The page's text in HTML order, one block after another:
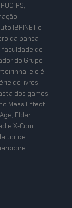
RS,
IBPINET e
da banca
de
do Grupo
ele é
de livros
dos games,
Mass Effect,
Elder
e X-Com.
de